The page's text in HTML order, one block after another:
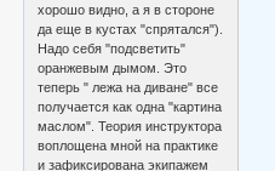
хорошо видно, а я в стороне
да еще в кустах "спрятался").
Надо себя "подсветить"
оранжевым дымом. Это
теперь " лежа на диване" все
получается как одна "картина
маслом". Теория инструктора
воплощена мной на практике
и зафиксирована экипажем